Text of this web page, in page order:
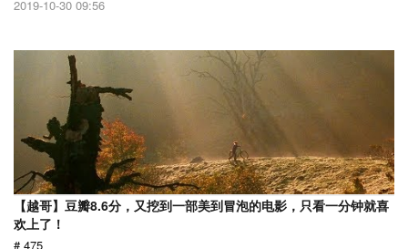
2019-10-30 09:56
【越哥】豆瓣8.6分，又挖到一部美到冒泡的电影，只看一分钟就喜
欢上了！
# 475